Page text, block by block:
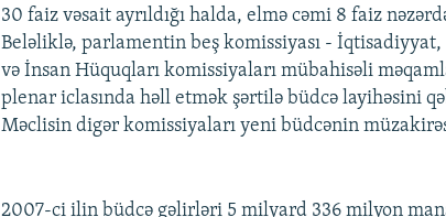
30 faiz vəsait ayrıldığı halda, elmə cəmi 8 faiz
Beləliklə, parlamentin beş komissiyası -
və İnsan Hüquqları komissiyaları mübahisəli
plenar iclasında həll etmək şərtilə büdcə layihəsini
Məclisin digər komissiyaları yeni büdcənin
2007-ci ilin büdcə gəlirləri 5 milyard 336 milyon